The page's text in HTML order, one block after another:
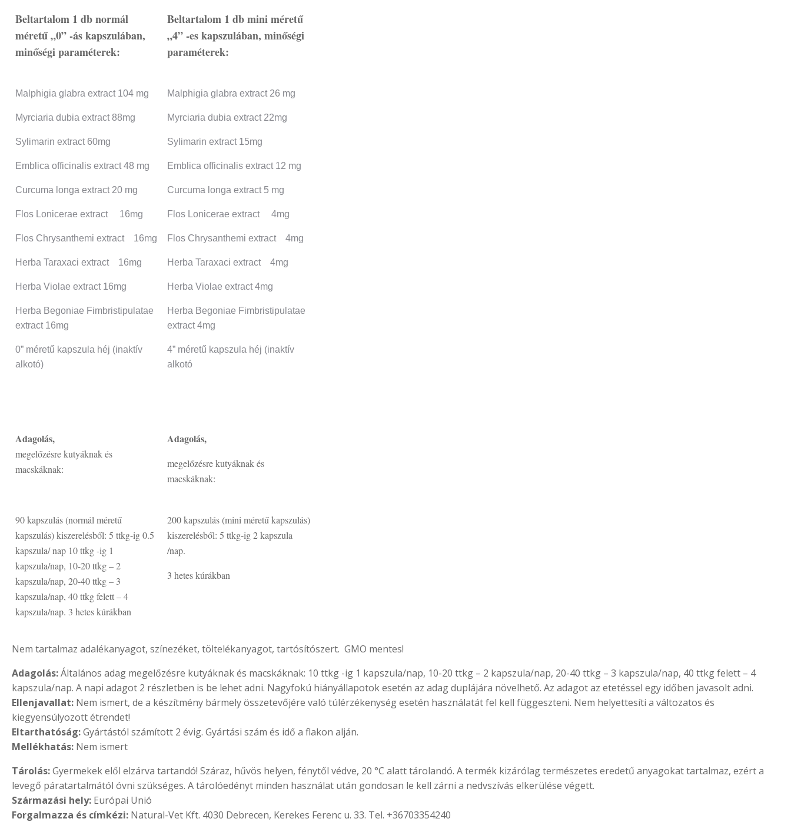
Beltartalom 1 db normál
méretű „0” -ás kapszulában,
minőségi paraméterek:
Beltartalom 1 db mini méretű
„4” -es kapszulában, minőségi
paraméterek:
Malphigia glabra extract 104 mg
Myrciaria dubia extract 88mg
Sylimarin extract 60mg
Emblica officinalis extract 48 mg
Curcuma longa extract 20 mg
Flos Lonicerae extract 16mg
Flos Chrysanthemi extract 16mg
Herba Taraxaci extract 16mg
Herba Violae extract 16mg
Herba Begoniae Fimbristipulatae
extract 16mg
0” méretű kapszula héj (inaktív
alkotó)
Malphigia glabra extract 26 mg
Myrciaria dubia extract 22mg
Sylimarin extract 15mg
Emblica officinalis extract 12 mg
Curcuma longa extract 5 mg
Flos Lonicerae extract 4mg
Flos Chrysanthemi extract 4mg
Herba Taraxaci extract 4mg
Herba Violae extract 4mg
Herba Begoniae Fimbristipulatae
extract 4mg
4” méretű kapszula héj (inaktív
alkotó
Adagolás,
megelőzésre kutyáknak és
macskáknak:
Adagolás,
megelőzésre kutyáknak és
macskáknak:
90 kapszulás (normál méretű
kapszulás) kiszerelésből: 5 ttkg-ig 0.5
kapszula/ nap 10 ttkg -ig 1
kapszula/nap, 10-20 ttkg – 2
kapszula/nap, 20-40 ttkg – 3
kapszula/nap, 40 ttkg felett – 4
kapszula/nap. 3 hetes kúrákban
200 kapszulás (mini méretű kapszulás)
kiszerelésből: 5 ttkg-ig 2 kapszula
/nap.
3 hetes kúrákban
Nem tartalmaz adalékanyagot, színezéket, töltelékanyagot, tartósítószert. GMO mentes!
Adagolás:Általános adag megelőzésre kutyáknak és macskáknak: 10 ttkg -ig 1 kapszula/nap, 10-20 ttkg – 2 kapszula/nap, 20-40 ttkg – 3 kapszula/nap, 40 ttkg felett – 4
kapszula/nap. A napi adagot 2 részletben is be lehet adni. Nagyfokú hiányállapotok esetén az adag duplájára növelhető. Az adagot az etetéssel egy időben javasolt adni.
Ellenjavallat: Nem ismert, de a készítmény bármely összetevőjére való túlérzékenység esetén használatát fel kell függeszteni. Nem helyettesíti a változatos és
kiegyensúlyozott étrendet!
Eltarthatóság:Gyártástól számított 2 évig. Gyártási szám és idő a flakon alján.
Mellékhatás: Nem ismert
Tárolás:Gyermekek elől elzárva tartandó! Száraz, hűvös helyen, fénytől védve, 20 °C alatt tárolandó. A termék kizárólag természetes eredetű anyagokat tartalmaz, ezért a
levegő páratartalmától óvni szükséges. A tárolóedényt minden használat után gondosan le kell zárni a nedvszívás elkerülése végett.
Származási hely: Európai Unió
Forgalmazza és címkézi: Natural-Vet Kft. 4030 Debrecen, Kerekes Ferenc u. 33. Tel. +36703354240